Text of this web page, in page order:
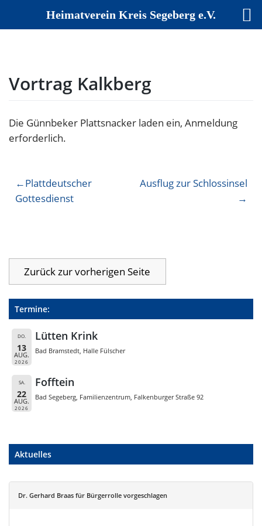
Vortrag Kalkberg
Die Günnbeker Plattsnacker laden ein, Anmeldung
erforderlich.
Beitragsnavigation
Plattdeutscher
Gottesdienst
Ausflug zur Schlossinsel
Termine:
DO.
13
AUG.
2026
Lütten Krink
Bad Bramstedt, Halle Fülscher
SA.
22
AUG.
2026
Fofftein
Bad Segeberg, Familienzentrum, Falkenburger Straße 92
Aktuelles
Dr. Gerhard Braas für Bürgerrolle vorgeschlagen
Heimatverein Kreis Segeberg e.V.